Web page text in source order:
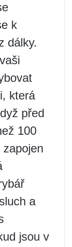
k
dálky.
která
před
100
a
jsou v